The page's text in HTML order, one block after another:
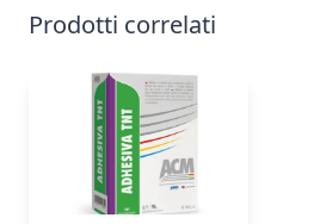
Prodotti correlati